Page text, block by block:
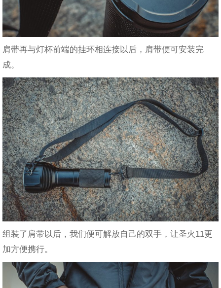
肩带再与灯杯前端的挂环相连接以后，肩带便可安装完
成。
组装了肩带以后，我们便可解放自己的双手，让圣火11更
加方便携行。